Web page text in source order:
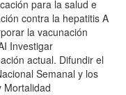
para la salud e
contra la hepatitis A
la vacunación
Investigar
actual. Difundir el
Semanal y los
Mortalidad